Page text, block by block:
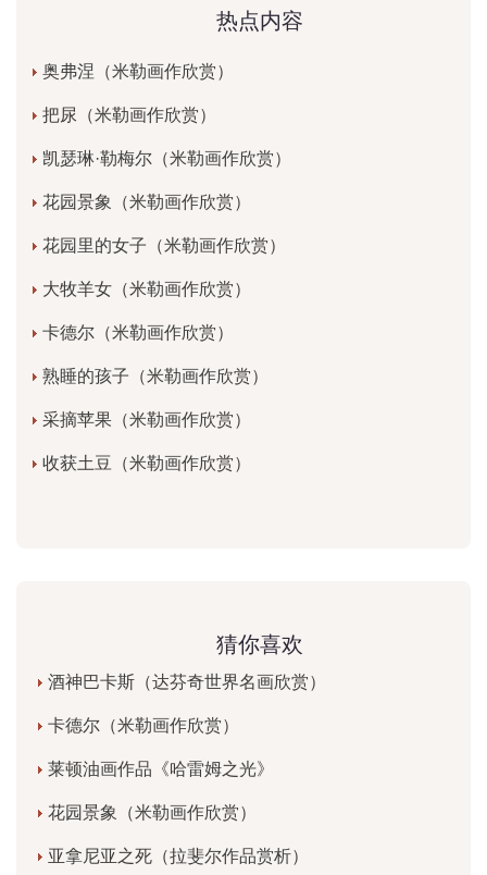
热点内容
奥弗涅（米勒画作欣赏）
把尿（米勒画作欣赏）
凯瑟琳·勒梅尔（米勒画作欣赏）
花园景象（米勒画作欣赏）
花园里的女子（米勒画作欣赏）
大牧羊女（米勒画作欣赏）
卡德尔（米勒画作欣赏）
熟睡的孩子（米勒画作欣赏）
采摘苹果（米勒画作欣赏）
收获土豆（米勒画作欣赏）
猜你喜欢
酒神巴卡斯（达芬奇世界名画欣赏）
卡德尔（米勒画作欣赏）
莱顿油画作品《哈雷姆之光》
花园景象（米勒画作欣赏）
亚拿尼亚之死（拉斐尔作品赏析）